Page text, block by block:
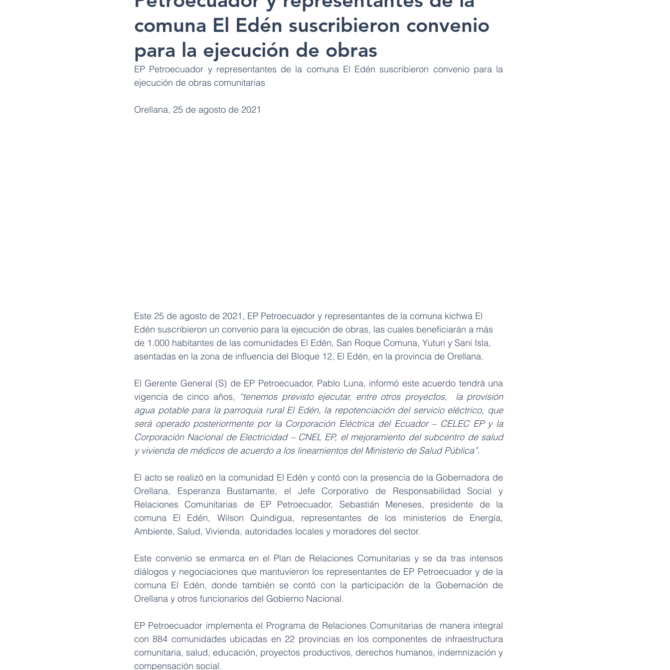
comuna El Edén suscribieron convenio
para la ejecución de obras
EP Petroecuador y representantes de la comuna El Edén suscribieron convenio para la
ejecución de obras comunitarias
Orellana, 25 de agosto de 2021
Este 25 de agosto de 2021, EP Petroecuador y representantes de la comuna kichwa El
Edén suscribieron un convenio para la ejecución de obras, las cuales beneficiarán a más
de 1.000 habitantes de las comunidades El Edén, San Roque Comuna, Yuturi y Sani Isla,
asentadas en la zona de influencia del Bloque 12, El Edén, en la provincia de Orellana.
El Gerente General (S) de EP Petroecuador, Pablo Luna, informó este acuerdo tendrá una
vigencia de cinco años, “tenemos previsto ejecutar, entre otros proyectos,  la provisión
agua potable para la parroquia rural El Edén, la repotenciación del servicio eléctrico, que
será operado posteriormente por la Corporación Eléctrica del Ecuador – CELEC EP y la
Corporación Nacional de Electricidad – CNEL EP, el mejoramiento del subcentro de salud
y vivienda de médicos de acuerdo a los lineamientos del Ministerio de Salud Pública”.
El acto se realizó en la comunidad El Edén y contó con la presencia de la Gobernadora de
Orellana, Esperanza Bustamante, el Jefe Corporativo de Responsabilidad Social y
Relaciones Comunitarias de EP Petroecuador, Sebastián Meneses, presidente de la
comuna El Edén, Wilson Quindigua, representantes de los ministerios de Energía,
Ambiente, Salud, Vivienda, autoridades locales y moradores del sector.
Este convenio se enmarca en el Plan de Relaciones Comunitarias y se da tras intensos
diálogos y negociaciones que mantuvieron los representantes de EP Petroecuador y de la
comuna El Edén, donde también se contó con la participación de la Gobernación de
Orellana y otros funcionarios del Gobierno Nacional.
EP Petroecuador implementa el Programa de Relaciones Comunitarias de manera integral
con 884 comunidades ubicadas en 22 provincias en los componentes de infraestructura
comunitaria, salud, educación, proyectos productivos, derechos humanos, indemnización y
compensación social.